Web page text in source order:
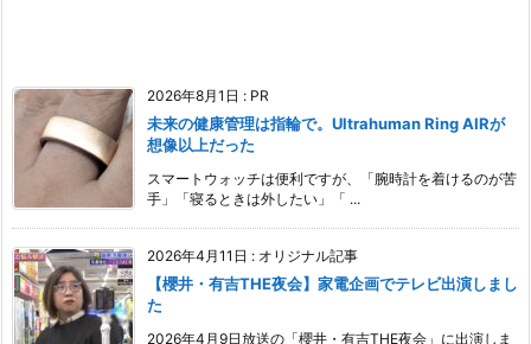
2026年8月1日 : PR
未来の健康管理は指輪で。Ultrahuman Ring AIRが
想像以上だった
スマートウォッチは便利ですが、「腕時計を着けるのが苦
手」「寝るときは外したい」「 ...
2026年4月11日 : オリジナル記事
【櫻井・有吉THE夜会】家電企画でテレビ出演しまし
た
2026年4月9日放送の「櫻井・有吉THE夜会」に出演しま